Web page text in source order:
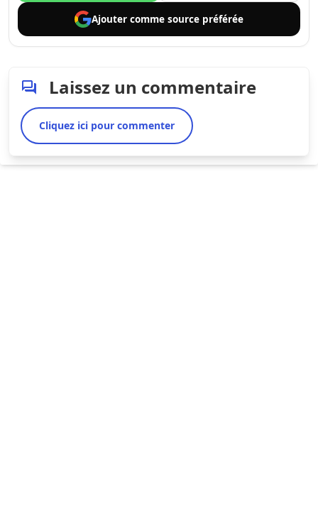
Ajouter comme source préférée
Laissez un commentaire
Cliquez ici pour commenter